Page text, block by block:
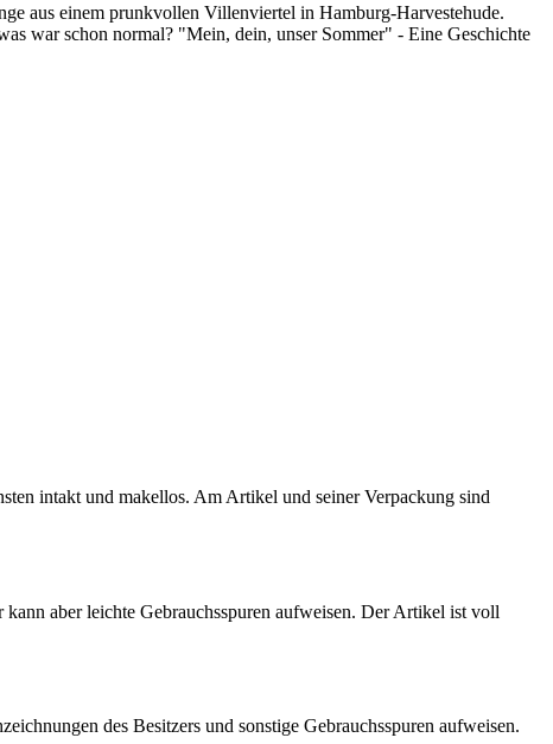
aus einem prunkvollen Villenviertel in Hamburg-Harvestehude.
war schon normal? "Mein, dein, unser Sommer" - Eine Geschichte
intakt und makellos. Am Artikel und seiner Verpackung sind
aber leichte Gebrauchsspuren aufweisen. Der Artikel ist voll
des Besitzers und sonstige Gebrauchsspuren aufweisen.